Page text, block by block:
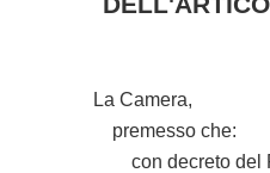
La Camera,
premesso che:
con decreto del